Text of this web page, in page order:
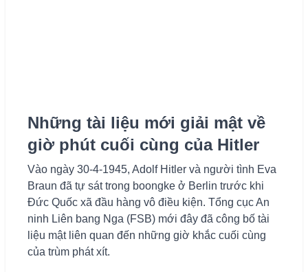
Những tài liệu mới giải mật về
giờ phút cuối cùng của Hitler
Vào ngày 30-4-1945, Adolf Hitler và người tình Eva
Braun đã tự sát trong boongke ở Berlin trước khi
Đức Quốc xã đầu hàng vô điều kiện. Tổng cục An
ninh Liên bang Nga (FSB) mới đây đã công bố tài
liệu mật liên quan đến những giờ khắc cuối cùng
của trùm phát xít.